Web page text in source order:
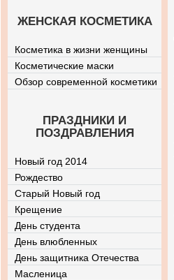
ЖЕНСКАЯ КОСМЕТИКА
Косметика в жизни женщины
Косметические маски
Обзор современной косметики
ПРАЗДНИКИ И
ПОЗДРАВЛЕНИЯ
Новый год 2014
Рождество
Старый Новый год
Крещение
День студента
День влюбленных
День защитника Отечества
Масленица